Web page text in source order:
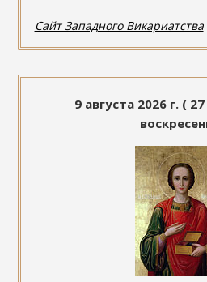
Сайт Западного Викариатства
9 августа 2026 г. (